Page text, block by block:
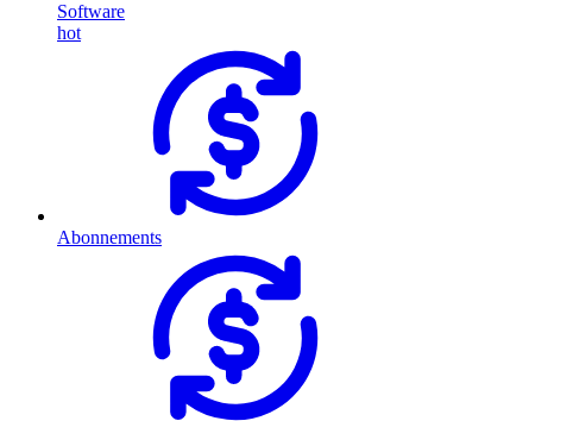
Software
hot
Abonnements